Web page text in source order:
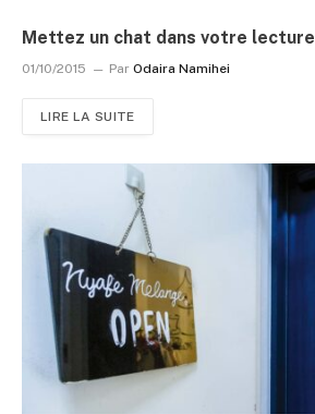
Mettez un chat dans votre lecture
01/10/2015 Par Odaira Namihei
LIRE LA SUITE